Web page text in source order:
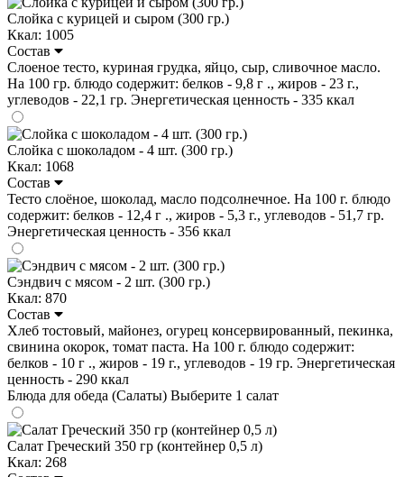
Слойка с курицей и сыром (300 гр.)
Ккал: 1005
Состав
Слоеное тесто, куриная грудка, яйцо, сыр, сливочное масло.
На 100 гр. блюдо содержит: белков - 9,8 г ., жиров - 23 г.,
углеводов - 22,1 гр. Энергетическая ценность - 335 ккал
Слойка с шоколадом - 4 шт. (300 гр.)
Ккал: 1068
Состав
Тесто слоёное, шоколад, масло подсолнечное. На 100 г. блюдо
содержит: белков - 12,4 г ., жиров - 5,3 г., углеводов - 51,7 гр.
Энергетическая ценность - 356 ккал
Сэндвич с мясом - 2 шт. (300 гр.)
Ккал: 870
Состав
Хлеб тостовый, майонез, огурец консервированный, пекинка,
свинина окорок, томат паста. На 100 г. блюдо содержит:
белков - 10 г ., жиров - 19 г., углеводов - 19 гр. Энергетическая
ценность - 290 ккал
Блюда для обеда (Салаты) Выберите 1 салат
Салат Греческий 350 гр (контейнер 0,5 л)
Ккал: 268